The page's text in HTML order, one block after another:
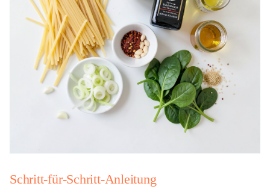
Schritt-für-Schritt-Anleitung